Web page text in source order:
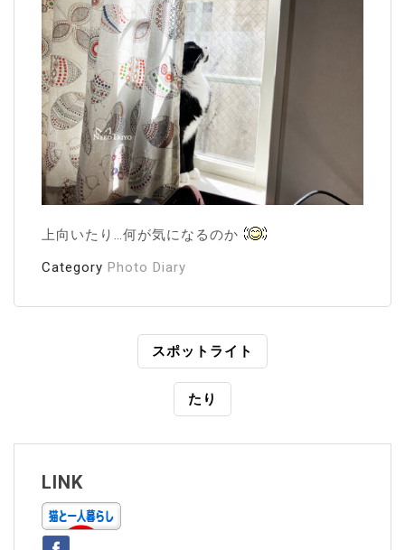
上向いたり…何が気になるのか
Category Photo Diary
ビ
ゲ
ー
スポットライト
たり
LINK